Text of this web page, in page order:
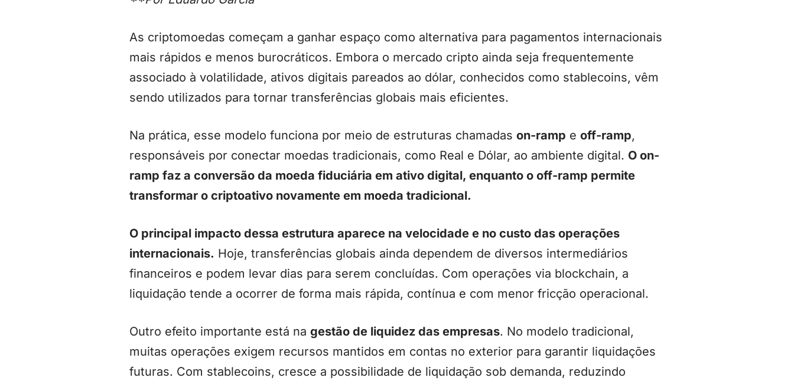
As criptomoedas começam a ganhar espaço como alternativa para pagamentos internacionais
mais rápidos e menos burocráticos. Embora o mercado cripto ainda seja frequentemente
associado à volatilidade, ativos digitais pareados ao dólar, conhecidos como stablecoins, vêm
sendo utilizados para tornar transferências globais mais eficientes.
Na prática, esse modelo funciona por meio de estruturas chamadas on-ramp e off-ramp,
responsáveis por conectar moedas tradicionais, como Real e Dólar, ao ambiente digital. O on-
ramp faz a conversão da moeda fiduciária em ativo digital, enquanto o off-ramp permite
transformar o criptoativo novamente em moeda tradicional.
O principal impacto dessa estrutura aparece na velocidade e no custo das operações
internacionais. Hoje, transferências globais ainda dependem de diversos intermediários
financeiros e podem levar dias para serem concluídas. Com operações via blockchain, a
liquidação tende a ocorrer de forma mais rápida, contínua e com menor fricção operacional.
Outro efeito importante está na gestão de liquidez das empresas. No modelo tradicional,
muitas operações exigem recursos mantidos em contas no exterior para garantir liquidações
futuras. Com stablecoins, cresce a possibilidade de liquidação sob demanda, reduzindo